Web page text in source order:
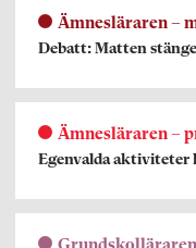
Ämnesläraren –
Debatt: Matten
Ämnesläraren –
Egenvalda